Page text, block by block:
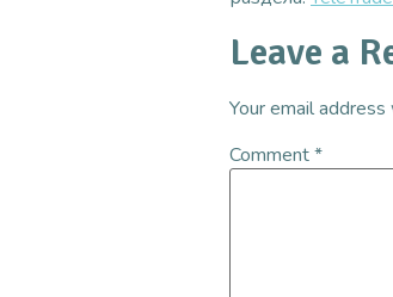
Leave a
Your email
Comment*